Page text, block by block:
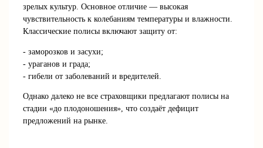
зрелых культур. Основное отличие — высокая
чувствительность к колебаниям температуры и влажности.
Классические полисы включают защиту от:
- заморозков и засухи;
- ураганов и града;
- гибели от заболеваний и вредителей.
Однако далеко не все страховщики предлагают полисы на
стадии «до плодоношения», что создаёт дефицит
предложений на рынке.